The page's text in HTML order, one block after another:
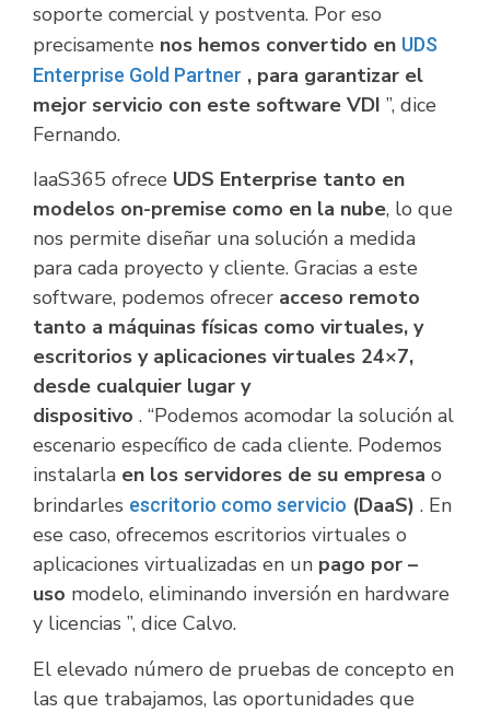
soporte comercial y postventa. Por eso
precisamente nos hemos convertido en UDS
Enterprise Gold Partner , para garantizar el
mejor servicio con este software VDI ”, dice
Fernando.
IaaS365 ofrece UDS Enterprise tanto en
modelos on-premise como en la nube, lo que
nos permite diseñar una solución a medida
para cada proyecto y cliente. Gracias a este
software, podemos ofrecer acceso remoto
tanto a máquinas físicas como virtuales, y
escritorios y aplicaciones virtuales 24×7,
desde cualquier lugar y
dispositivo . “Podemos acomodar la solución al
escenario específico de cada cliente. Podemos
instalarla en los servidores de su empresa o
brindarles escritorio como servicio (DaaS) . En
ese caso, ofrecemos escritorios virtuales o
aplicaciones virtualizadas en un pago por –
uso modelo, eliminando inversión en hardware
y licencias ”, dice Calvo.
El elevado número de pruebas de concepto en
las que trabajamos, las oportunidades que